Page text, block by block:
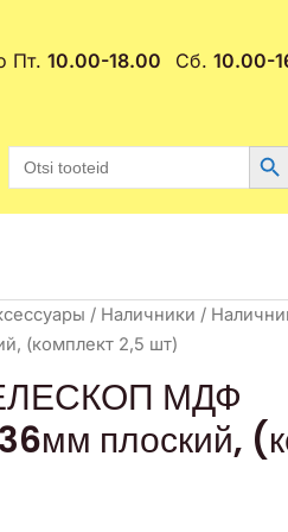
Пт. 10.00-18.00 Сб. 10.00-
Search
for:
Search
/ Наличники /
(комплект 2,5 шт)
МДФ
плоский,